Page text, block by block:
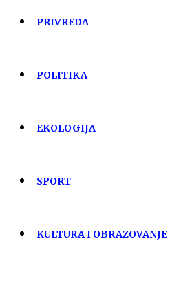
PRIVREDA
POLITIKA
EKOLOGIJA
SPORT
KULTURA I OBRAZOVANJE